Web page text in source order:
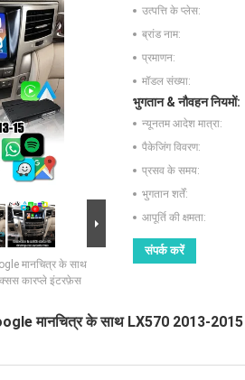
मानचित्र के साथ
कारप्ले इंटरफ़ेस
उत्पत्ति के प्लेस:
ब्रांड नाम:
प्रमाणन:
मॉडल संख्या:
भुगतान & नौवहन नियमों:
न्यूनतम आदेश मात्रा:
पैकेजिंग विवरण:
प्रसव के समय:
भुगतान शर्तें:
आपूर्ति की क्षमता:
संपर्क करें
मानचित्र के साथ LX570 2013-